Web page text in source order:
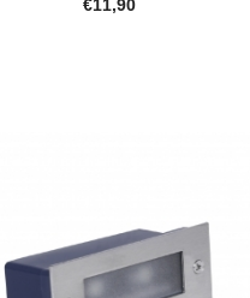
€11,90